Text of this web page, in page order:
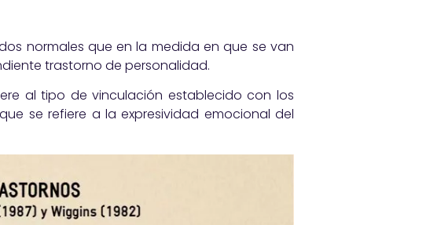
normales que en la medida en que se van
trastorno de personalidad.
al tipo de vinculación establecido con los
se refiere a la expresividad emocional del